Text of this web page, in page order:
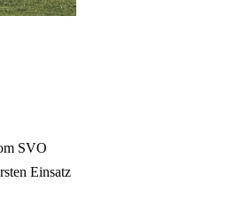
SVO
Einsatz